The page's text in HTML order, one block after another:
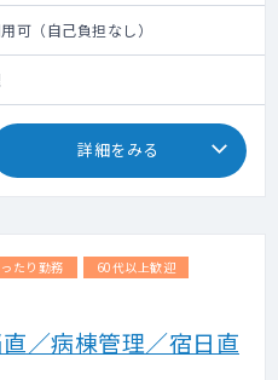
可（自己負担なし）
詳細をみる
たり勤務
60代以上歓迎
／病棟管理／宿日直